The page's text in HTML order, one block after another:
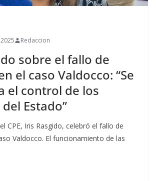
Redaccion
sobre el fallo de
el caso Valdocco: “Se
el control de los
Estado”
CPE, Iris Rasgido, celebró el fallo de
Valdocco. El funcionamiento de las